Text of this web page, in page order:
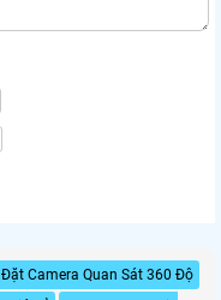
Đặt Camera Quan Sát 360 Độ